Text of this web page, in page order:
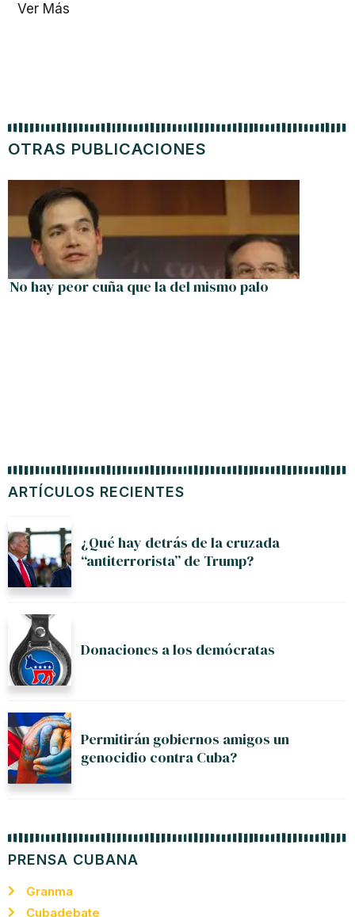
Ver Más
ARTÍCULOS RECIENTES
¿Qué hay detrás de la cruzada
“antiterrorista” de Trump?
Donaciones a los demócratas
Permitirán gobiernos amigos un
genocidio contra Cuba?
PRENSA CUBANA
Granma
Cubadebate
OTRAS PUBLICACIONES
No hay peor cuña que la del mismo palo